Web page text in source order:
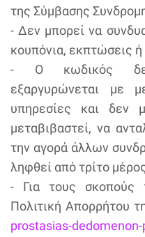
της Σύμβασης
- Δεν μπορεί να
κουπόνια, εκπτώσεις
- Ο κωδικός δεν
εξαργυρώνεται με
υπηρεσίες και δεν
μεταβιβαστεί, να
την αγορά άλλων
ληφθεί από τρίτο
- Για τους σκοπούς
Πολιτική Απορρήτου
prostasias-